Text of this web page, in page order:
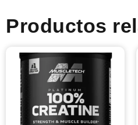
Productos